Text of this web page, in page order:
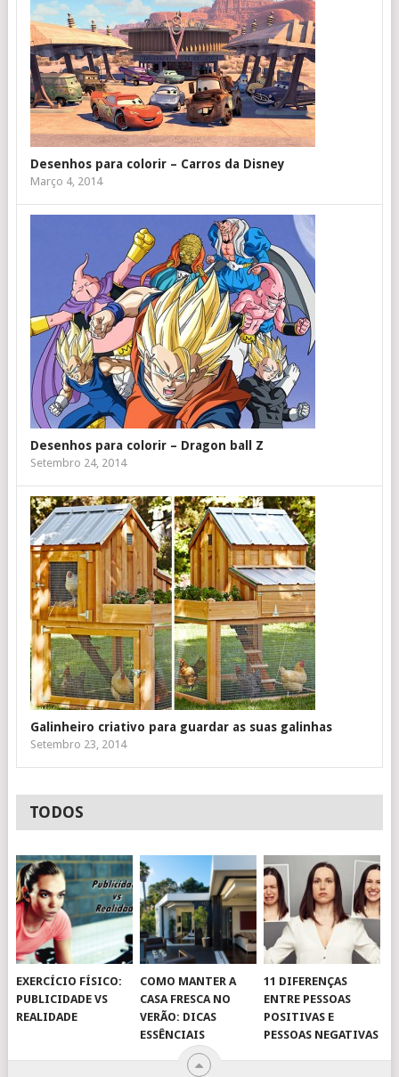
Desenhos para colorir – Carros da Disney
Março 4, 2014
Desenhos para colorir – Dragon ball Z
Setembro 24, 2014
Galinheiro criativo para guardar as suas galinhas
Setembro 23, 2014
TODOS
EXERCÍCIO FÍSICO:
PUBLICIDADE VS
REALIDADE
COMO MANTER A
CASA FRESCA NO
VERÃO: DICAS
ESSÊNCIAIS
11 DIFERENÇAS
ENTRE PESSOAS
POSITIVAS E
PESSOAS NEGATIVAS